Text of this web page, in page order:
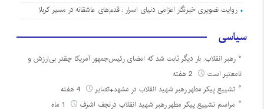
روایت تصویری خبرنگار اعزامی دنیای اسرار : قدم‌های عاشقانه در مسیر کربلا
سیاسی
رهبر انقلاب: بار دیگر ثابت شد که امضای رئیس‌جمهور آمریکا چقدر بی‌ارزش و
نامعتبر است
تشییع پیکر مطهر رهبر شهید انقلاب در مشهد+تصایر
مراسم تشییع پیکر مطهر رهبر شهید انقلاب درنجف اشرف